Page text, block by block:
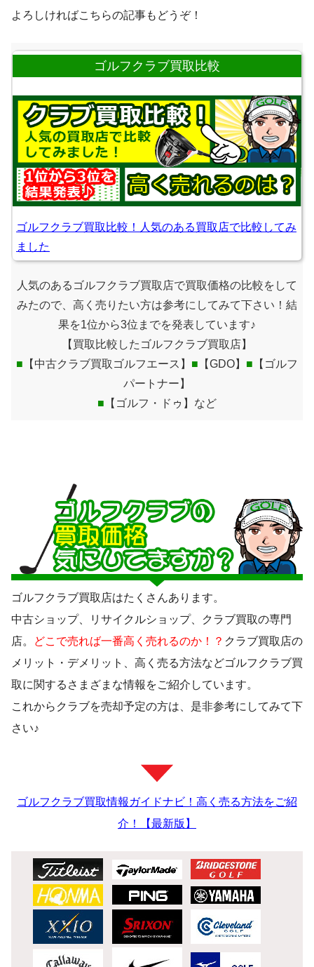
よろしければこちらの記事もどうぞ！
ゴルフクラブ買取比較
ゴルフクラブ買取比較！人気のある買取店で比較してみ
ました
人気のあるゴルフクラブ買取店で買取価格の比較をして
みたので、高く売りたい方は参考にしてみて下さい！結
果を1位から3位までを発表しています♪
【買取比較したゴルフクラブ買取店】
■ 【中古クラブ買取ゴルフエース】 ■ 【GDO】 ■ 【ゴルフ
パートナー】
■ 【ゴルフ・ドゥ】など
ゴルフクラブ買取店はたくさんあります。
中古ショップ、リサイクルショップ、クラブ買取の専門
店。
どこで売れば一番高く売れるのか！？ クラブ買取店の
メリット・デメリット、高く売る方法などゴルフクラブ買
取に関するさまざまな情報をご紹介しています。
これからクラブを売却予定の方は、是非参考にしてみて下
さい♪
ゴルフクラブ買取情報ガイドナビ！高く売る方法をご紹
介！【最新版】